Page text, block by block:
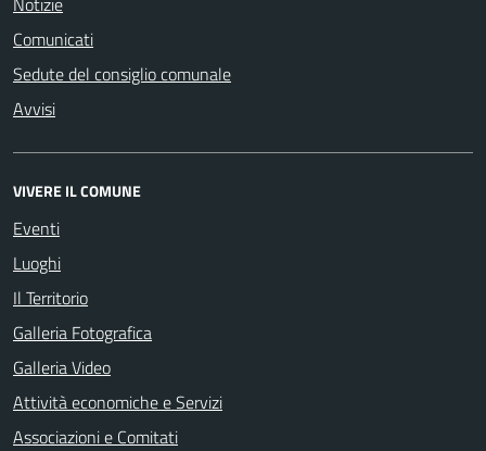
Comunicati
Sedute del consiglio comunale
Avvisi
VIVERE IL COMUNE
Eventi
Luoghi
Il Territorio
Galleria Fotografica
Galleria Video
Attività economiche e Servizi
Associazioni e Comitati